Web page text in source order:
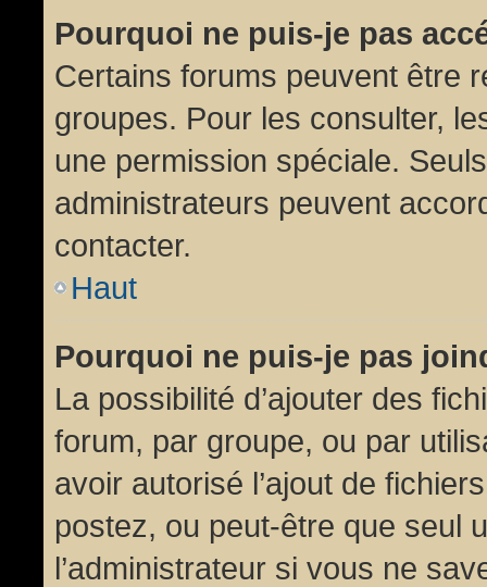
Pourquoi ne puis-je pas
Certains forums peuvent être
groupes. Pour les consulter,
une permission spéciale.
administrateurs peuvent
contacter.
Haut
Pourquoi ne puis-je pas
La possibilité d’ajouter des
forum, par groupe, ou par
avoir autorisé l’ajout de
postez, ou peut-être que seul
l’administrateur si vous ne